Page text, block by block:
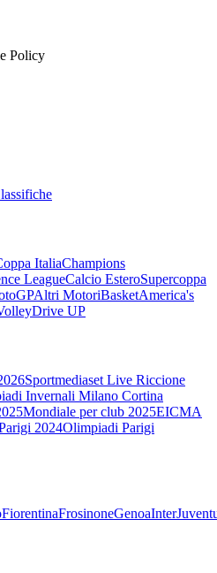
Policy
ItaliaChampions
LeagueCalcio EsteroSupercoppa
Altri MotoriBasketAmerica's
Drive UP
Sportmediaset Live Riccione
Invernali Milano Cortina
Mondiale per club 2025EICMA
2024Olimpiadi Parigi
FiorentinaFrosinoneGenoaInter